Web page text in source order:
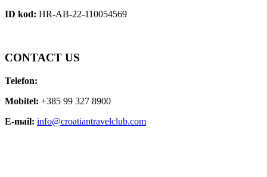
ID kod: HR-AB-22-110054569
CONTACT US
Telefon:
Mobitel: +385 99 327 8900
E-mail: info@croatiantravelclub.com